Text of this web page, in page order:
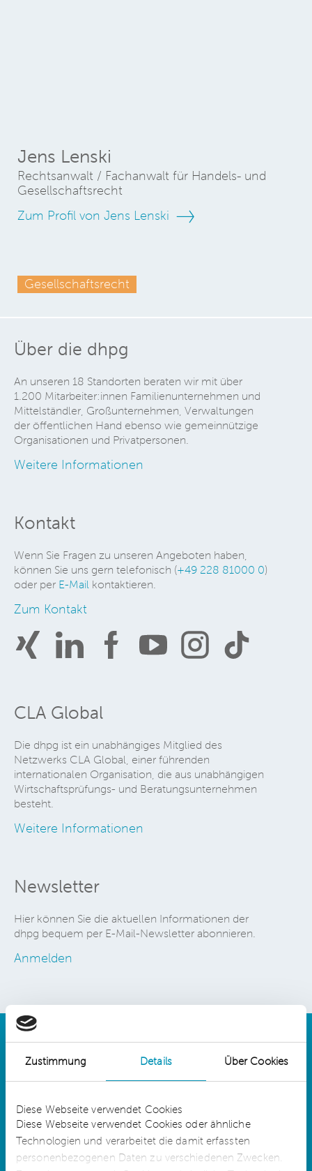
Zustimmung Details Über Cookies
Diese Webseite verwendet Cookies
Diese Webseite verwendet Cookies oder ähnliche
Technologien und verarbeitet die damit erfassten
personenbezogenen Daten zu verschiedenen Zwecken.
Jens Lenski
Rechtsanwalt / Fachanwalt für Handels- und
Gesellschaftsrecht
Zum Profil von Jens Lenski
Gesellschaftsrecht
Über die dhpg
An unseren 18 Standorten beraten wir mit über
1.200 Mitarbeiter:innen Familienunternehmen und
Mittelständler, Großunternehmen, Verwaltungen
der öffentlichen Hand ebenso wie gemeinnützige
Organisationen und Privatpersonen.
Weitere Informationen
Kontakt
Wenn Sie Fragen zu unseren Angeboten haben,
können Sie uns gern telefonisch (+49 228 81000 0)
oder per E-Mail kontaktieren.
Zum Kontakt
CLA Global
Die dhpg ist ein unabhängiges Mitglied des
Netzwerks CLA Global, einer führenden
internationalen Organisation, die aus unabhängigen
Wirtschaftsprüfungs- und Beratungsunternehmen
besteht.
Weitere Informationen
Newsletter
Hier können Sie die aktuellen Informationen der
dhpg bequem per E-Mail-Newsletter abonnieren.
Anmelden
dhpg is an independent network member of
CLA Global. See
CLAglobal.com/disclaimer